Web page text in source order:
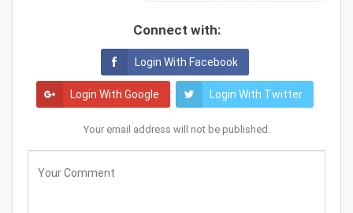
Connect with:
Login With Facebook
Login With Google Login With Twitter
Your email address will not be published.